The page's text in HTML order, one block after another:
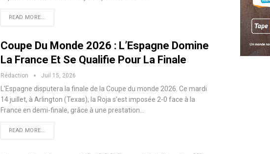
READ MORE...
Coupe Du Monde 2026 : L’Espagne Domine
La France Et Se Qualifie Pour La Finale
Rédaction Juil 15, 2026
L’Espagne disputera la finale de la Coupe du monde 2026. Ce mardi
14 juillet, à Arlington (Texas), la Roja s’est imposée 2-0 face à la
France en demi-finale, grâce à une prestation…
READ MORE...